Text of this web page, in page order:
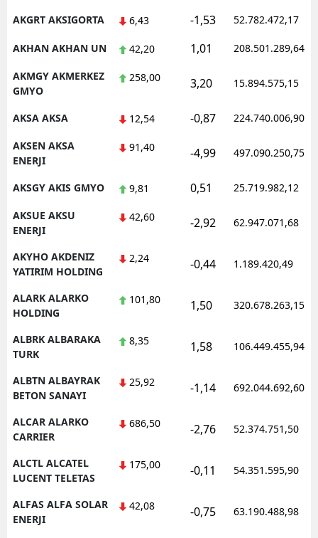
AKGRT AKSIGORTA 6,43 -1,53 52.782.472,17
AKHAN AKHAN UN 42,20 1,01 208.501.289,64
AKMGY AKMERKEZ
GMYO
258,00 3,20 15.894.575,15
AKSA AKSA 12,54 -0,87 224.740.006,90
AKSEN AKSA
ENERJI
91,40 -4,99 497.090.250,75
AKSGY AKIS GMYO 9,81 0,51 25.719.982,12
AKSUE AKSU
ENERJI
42,60 -2,92 62.947.071,68
AKYHO AKDENIZ
YATIRIM HOLDING
2,24 -0,44 1.189.420,49
ALARK ALARKO
HOLDING
101,80 1,50 320.678.263,15
ALBRK ALBARAKA
TURK
8,35 1,58 106.449.455,94
ALBTN ALBAYRAK
BETON SANAYI
25,92 -1,14 692.044.692,60
ALCAR ALARKO
CARRIER
686,50 -2,76 52.374.751,50
ALCTL ALCATEL
LUCENT TELETAS
175,00 -0,11 54.351.595,90
ALFAS ALFA SOLAR
ENERJI
42,08 -0,75 63.190.488,98